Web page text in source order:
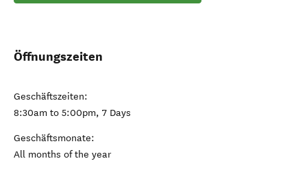
Öffnungszeiten
Geschäftszeiten:
8:30am to 5:00pm, 7 Days
Geschäftsmonate:
All months of the year